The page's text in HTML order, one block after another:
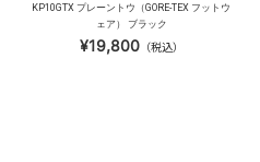
KP10GTX プレーントウ（GORE-TEX フットウ
ェア） ブラック
¥19,800（税込）